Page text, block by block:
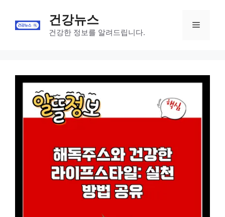
content
건강뉴스
건강한 정보를 알려드립니다.
Menu